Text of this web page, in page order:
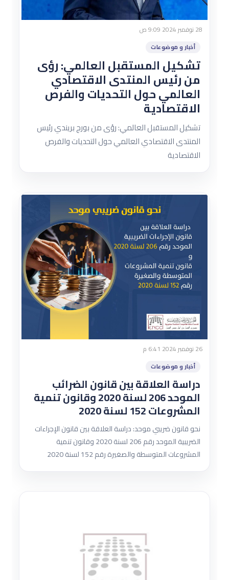
28 نوفمبر 2024 9:09 ص
أخبار و موضوعات
تشكيل المستقبل العالمي: رؤى
من رئيس المنتدى الاقتصادي
العالمي حول التحديات والفرص
الاقتصادية
تشكيل المستقبل العالمي: رؤى من بورج بريندي رئيس
المنتدى الاقتصادي العالمي حول التحديات والفرص
الاقتصادية
26 نوفمبر 2024 6:41 م
أخبار و موضوعات
دراسة العلاقة بين قانون الضرائب
الموحد 206 لسنة 2020 وقانون تنمية
المشروعات 152 لسنة 2020
نحو قانون ضريبي موحد: دراسة العلاقة بين قانون الإجراءات
الضريبية الموحد رقم 206 لسنة 2020 وقانون تنمية
المشروعات المتوسطة والصغيرة رقم 152 لسنة 2020